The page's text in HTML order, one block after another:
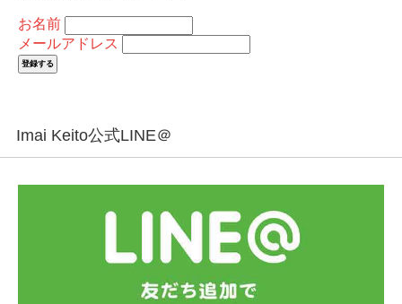
お名前
メールアドレス
Imai Keito公式LINE＠